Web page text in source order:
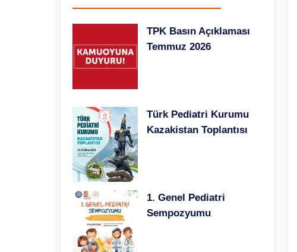
02/12/2016 - İstanbul
1st Congress of The European Young
Paediatrıcians’ Association
TPK Basın Açıklaması
Temmuz 2026
Türk Pediatri Kurumu
Kazakistan Toplantısı
1. Genel Pediatri
Sempozyumu